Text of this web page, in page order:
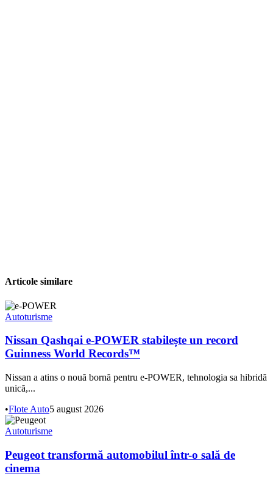
Articole similare
Autoturisme
Nissan Qashqai e-POWER stabilește un record
Guinness World Records™
Nissan a atins o nouă bornă pentru e-POWER, tehnologia sa hibridă
unică,...
•Flote Auto5 august 2026
Autoturisme
Peugeot transformă automobilul într-o sală de
cinema